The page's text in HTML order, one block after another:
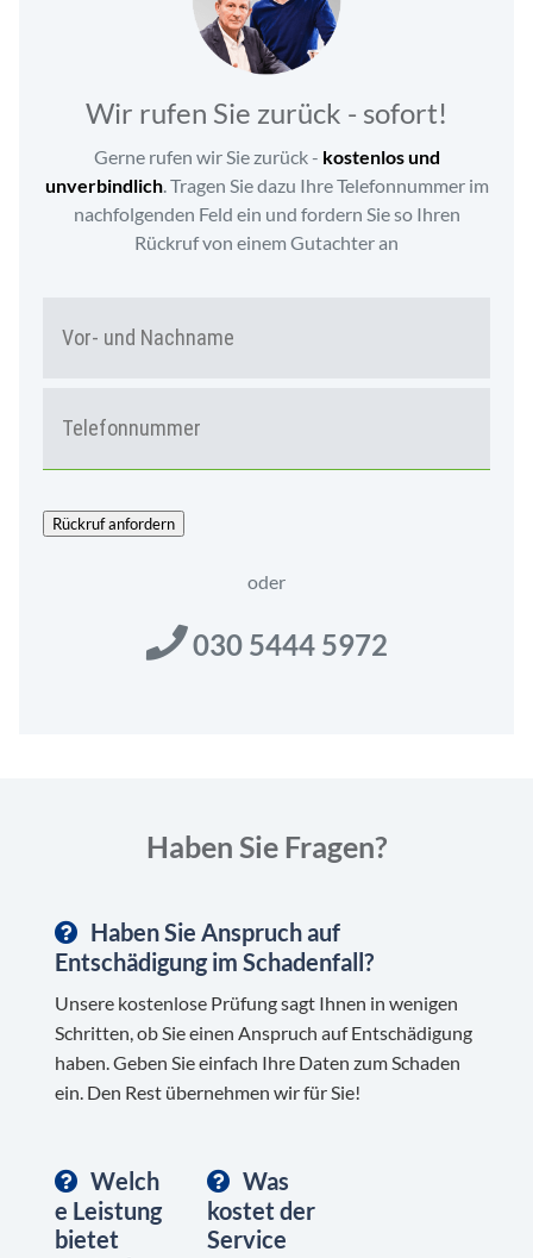
Wir rufen Sie zurück - sofort!
Gerne rufen wir Sie zurück - kostenlos und
unverbindlich. Tragen Sie dazu Ihre Telefonnummer im
nachfolgenden Feld ein und fordern Sie so Ihren
Rückruf von einem Gutachter an
E
Rückruf anfordern
oder
030 5444 5972
Haben Sie Fragen?
Haben Sie Anspruch auf
Entschädigung im Schadenfall?
Unsere kostenlose Prüfung sagt Ihnen in wenigen
Schritten, ob Sie einen Anspruch auf Entschädigung
haben. Geben Sie einfach Ihre Daten zum Schaden
ein. Den Rest übernehmen wir für Sie!
Welch
e Leistung
bietet
Was
kostet der
Service